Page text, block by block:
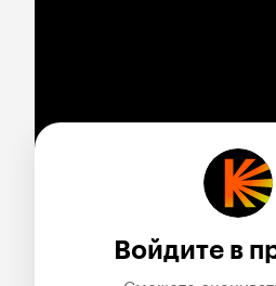
Реклама
Войдите в